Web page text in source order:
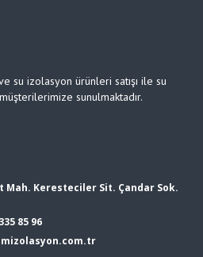
su izolasyon ürünleri satışı ile su
sunulmaktadır.
Mah. Keresteciler Sit. Çandar Sok.
85 96